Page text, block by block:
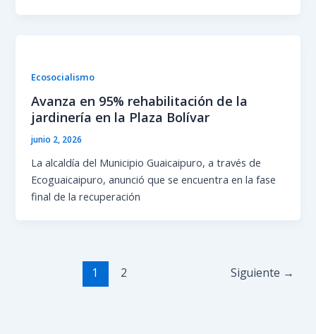
Ecosocialismo
Avanza en 95% rehabilitación de la
jardinería en la Plaza Bolívar
junio 2, 2026
La alcaldía del Municipio Guaicaipuro, a través de
Ecoguaicaipuro, anunció que se encuentra en la fase
final de la recuperación
1 2 Siguiente →